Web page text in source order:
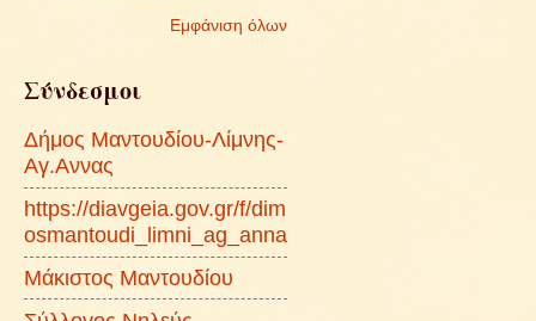
Εμφάνιση όλων
Σύνδεσμοι
Δήμος Μαντουδίου-Λίμνης-
Αγ.Αννας
https://diavgeia.gov.gr/f/dim
osmantoudi_limni_ag_anna
Μάκιστος Μαντουδίου